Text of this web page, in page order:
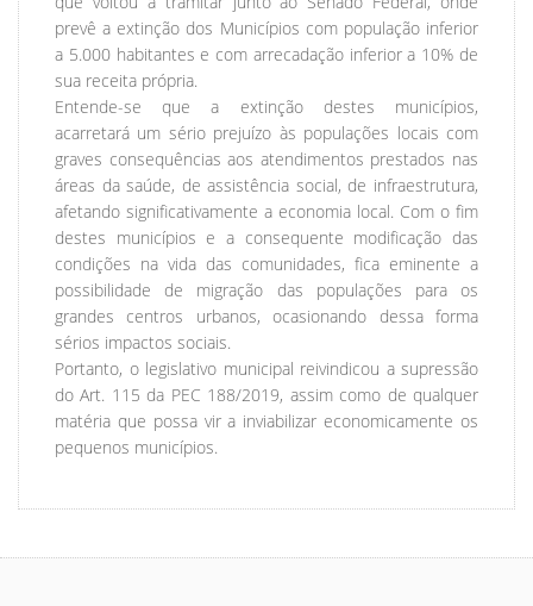
prevê a extinção dos Municípios com população inferior
a 5.000 habitantes e com arrecadação inferior a 10% de
sua receita própria.
Entende-se que a extinção destes municípios,
acarretará um sério prejuízo às populações locais com
graves consequências aos atendimentos prestados nas
áreas da saúde, de assistência social, de infraestrutura,
afetando significativamente a economia local. Com o fim
destes municípios e a consequente modificação das
condições na vida das comunidades, fica eminente a
possibilidade de migração das populações para os
grandes centros urbanos, ocasionando dessa forma
sérios impactos sociais.
Portanto, o legislativo municipal reivindicou a supressão
do Art. 115 da PEC 188/2019, assim como de qualquer
matéria que possa vir a inviabilizar economicamente os
pequenos municípios.